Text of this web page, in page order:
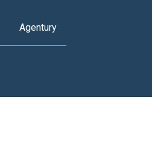
Agentury